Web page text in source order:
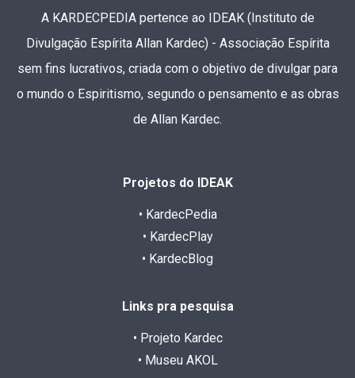
A KARDECPEDIA pertence ao IDEAK (Instituto de
Divulgação Espírita Allan Kardec) - Associação Espírita
sem fins lucrativos, criada com o objetivo de divulgar para
o mundo o Espiritismo, segundo o pensamento e as obras
de Allan Kardec.
Projetos do IDEAK
• KardecPedia
• KardecPlay
• KardecBlog
Links pra pesquisa
• Projeto Kardec
• Museu AKOL